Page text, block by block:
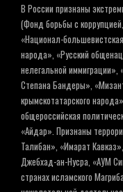
В России признаны
(Фонд борьбы с
«Национал-
народа», «Русский
нелегальной иммиграции»,
Степана Бандеры»,
крымскотатарского
общероссийская
«Айдар». Признаны
Талибан», «Имарат
Джебхад-ан-Нусра, «АУМ
странах исламского